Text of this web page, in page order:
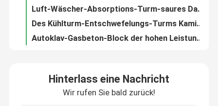
Qualitätskontrolle
Neuigkeiten
Luft-Wäscher-Absorptions-Turm-saures Dampf-Wäscher-System ASME LPGT
Des Kühlturm-Entschwefelungs-Turms Kamin-Rohr-Kamin Frp hohe Haltbarkeit
Autoklav-Gasbeton-Block der hohen Leistungsfähigkeits-Glas-AAC, Druck 1.5Mpa
Hinterlass eine Nachricht
Wir rufen Sie bald zurück!